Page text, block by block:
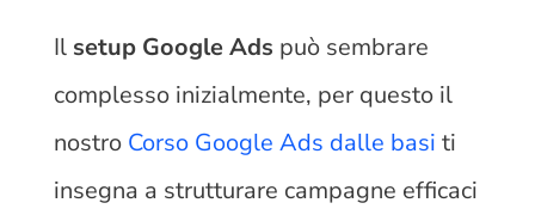
Il setup Google Ads può sembrare
complesso inizialmente, per questo il
nostroCorso Google Ads dalle basi ti
insegna a strutturare campagne efficaci